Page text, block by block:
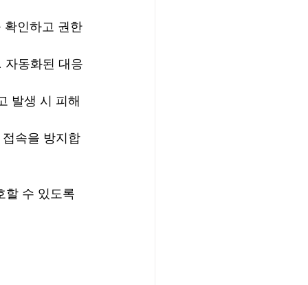
확인하고 권한
자동화된 대응
발생 시 피해
속을 방지합
할 수 있도록